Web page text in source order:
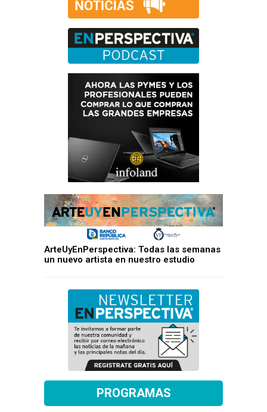
ArteUyEnPerspectiva: Todas las semanas
un nuevo artista en nuestro estudio
PROGRAMAS